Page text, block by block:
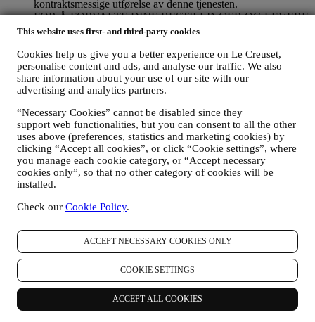
This website uses first- and third-party cookies
Cookies help us give you a better experience on Le Creuset,
personalise content and ads, and analyse our traffic. We also
share information about your use of our site with our
advertising and analytics partners.
“Necessary Cookies” cannot be disabled since they
support web functionalities, but you can consent to all the other
uses above (preferences, statistics and marketing cookies) by
clicking “Accept all cookies”, or click “Cookie settings”, where
you manage each cookie category, or “Accept necessary
cookies only”, so that no other category of cookies will be
installed.
Check our Cookie Policy.
ACCEPT NECESSARY COOKIES ONLY
COOKIE SETTINGS
ACCEPT ALL COOKIES
kontraktsmessige utførelse av denne tjenesten.
FOR Å FORVALTE DINE BESTILLINGER OG LEVERE
VÅRE PRODUKTER, TJENESTER OG BISTAND TIL
Vi vil bruke dine data til å forvalte kontraktsforholdet med
deg, dine kjøp av produkter på nettstedet og/eller i en av våre
Le Creuset butikker, din bruk av nettstedet, eventuelle
etterfølgende ettersalgsbistand, eller din deltakelse i
om deg for våre administrative formål knyttet til
kontraktsforholdet med deg inkludert regnskapsføring,
regningsutskriving og revisjon, verifisering av betalingskort,
bedrageri-screening, trygghet, sikkerhet, systemtesting,
vedlikehold, og statistisk analyse, osv. Av og til kan vi ha
behov for å kontakte deg av administrative eller driftsmessige
kjøp. Vi vil også bruke dine data til å svare på dine
andre kanaler. Denne behandlingsaktiviteten er basert på den
kontraktsmessige utførelse av våre e-handelstjenester.
FOR Å INFORMERE DEG OM NYHETER ELLER
TILBUD PÅ LE CREUSET-PRODUKTER
Dersom du har samtykket til det (for eksempel ved å abonnere
på nyhetsbrevet vårt når du oppretter en konto på nettstedet),